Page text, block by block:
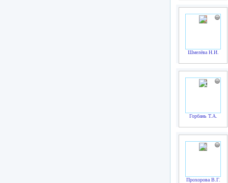
Шмелёва Н.И.
Горбань Т.А.
Прохорова В.Г.